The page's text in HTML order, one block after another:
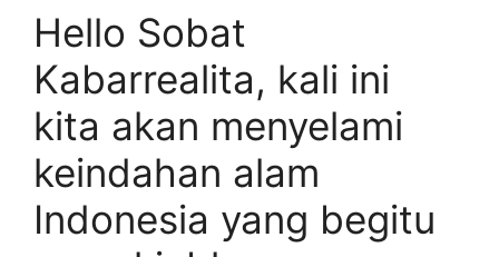
Hello Sobat
Kabarrealita, kali ini
kita akan menyelami
keindahan alam
Indonesia yang begitu